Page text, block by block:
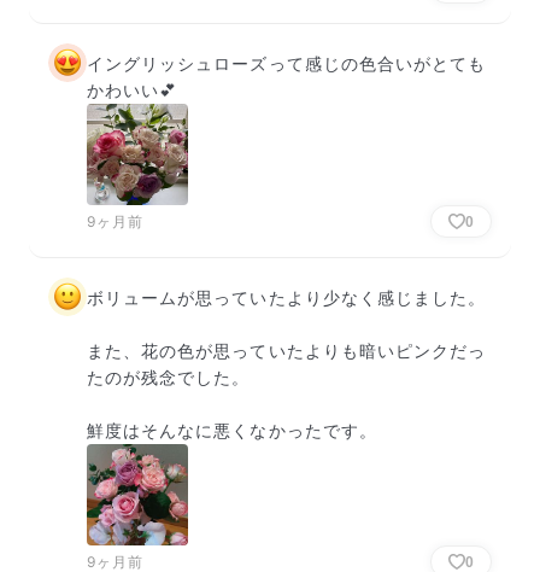
イングリッシュローズって感じの色合いがとても
かわいい💕
9ヶ月前 0
ボリュームが思っていたより少なく感じました。
また、花の色が思っていたよりも暗いピンクだっ
たのが残念でした。
鮮度はそんなに悪くなかったです。
9ヶ月前 0